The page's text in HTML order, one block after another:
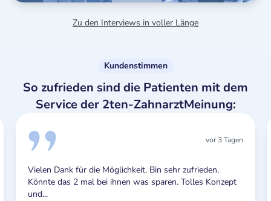
Zu den Interviews in voller Länge
Kundenstimmen
So zufrieden sind die Patienten mit dem
Service der 2ten-ZahnarztMeinung:
vor 3 Tagen
Vielen Dank für die Möglichkeit. Bin sehr zufrieden.
Könnte das 2 mal bei ihnen was sparen. Tolles Konzept
und...